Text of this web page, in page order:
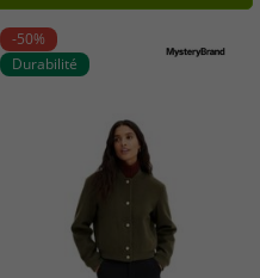
-50%
Durabilité